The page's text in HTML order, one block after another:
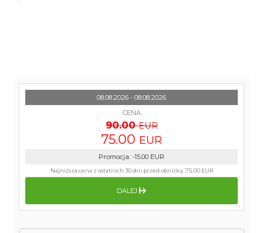
08.08.2026 - 08.08.2026
CENA
90.00 EUR
75.00 EUR
Promocja: -15.00 EUR
Najniższa cena z ostatnich 30 dni przed obniżką:75.00 EUR
DALEJ